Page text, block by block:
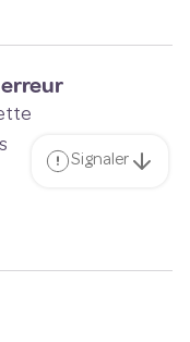
Signaler